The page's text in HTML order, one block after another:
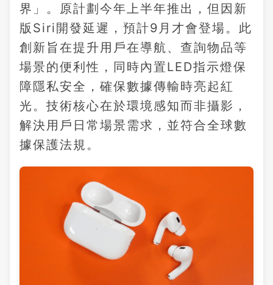
界」。原計劃今年上半年推出，但因新
版Siri開發延遲，預計9月才會登場。此
創新旨在提升用戶在導航、查詢物品等
場景的便利性，同時內置LED指示燈保
障隱私安全，確保數據傳輸時亮起紅
光。技術核心在於環境感知而非攝影，
解決用戶日常場景需求，並符合全球數
據保護法規。